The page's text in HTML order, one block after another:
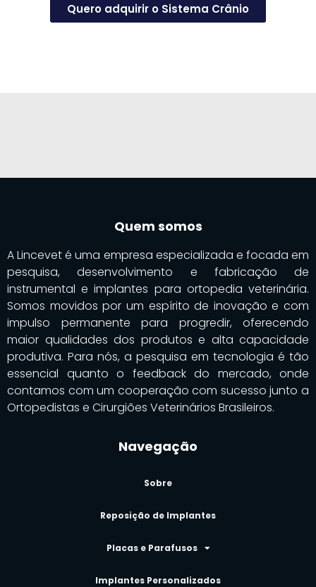
Quero adquirir o Sistema Crânio
Quem somos
A Lincevet é uma empresa especializada e focada em
pesquisa, desenvolvimento e fabricação de
instrumental e implantes para ortopedia veterinária.
Somos movidos por um espírito de inovação e com
impulso permanente para progredir, oferecendo
maior qualidades dos produtos e alta capacidade
produtiva. Para nós, a pesquisa em tecnologia é tão
essencial quanto o feedback do mercado, onde
contamos com um cooperação com sucesso junto a
Ortopedistas e Cirurgiões Veterinários Brasileiros.
Navegação
Sobre
Reposição de Implantes
Placas e Parafusos
Implantes Personalizados